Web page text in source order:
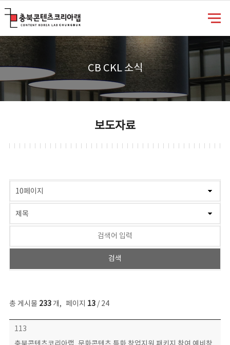
CB CKL 소식
보도자료
총 게시물 233개, 페이지 13/ 24
보도자료 목록 - 번호, 제목, 작성자, 파일, 조회수, 작성일 정보 제공
113